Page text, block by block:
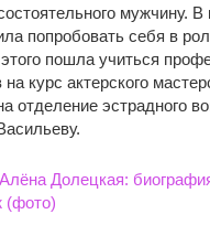
мужчину. В
попробовать себя в
пошла учиться
на курс актерского
отделение эстрадного
Алёна Долецкая:
(фото)